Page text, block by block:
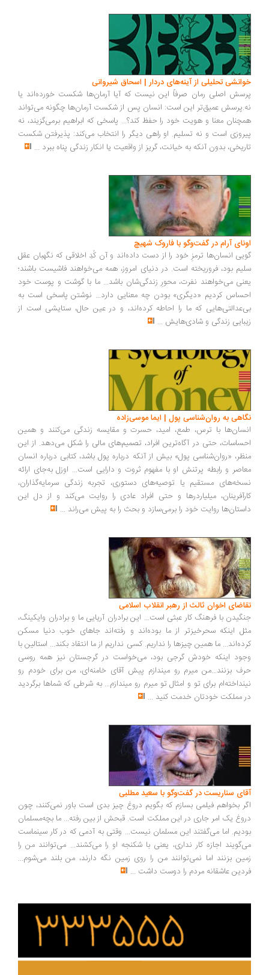
تحلیلی از آینه‌های دردار | اسحاق شیروانی
اصلی رمان صرفاً این نیست که آیا آرمان‌ها شکست خورده‌اند یا
عمیق‌تر این است: انسان پس از شکست آرمان‌ها چگونه می‌تواند
معنا و هویت خود را حفظ کند؟... پاسخی که ابراهیم برمی‌گزیند، نه
است و نه تسلیم. او راهی دیگر را انتخاب می‌کند: پذیرفتن شکست
بدون آنکه به خیانت، گریز از واقعیت یا انکار زندگی پناه ببرد...
آرام در گفت‌وگو با فاروک شهیچ‭
انسان‌ها ترمزِ خود را از دست داده‌اند و آن کُدِ اخلاقی که نگهبان عقل
بود، فروریخته است. در دنیای امروز، همه می‌خواهند فاشیست باشند؛
می‌خواهند نفرت، محورِ زندگی‌شان باشد... ما با گوشت و پوست خود
کردیم «دیگری» بودن چه معنایی دارد... نوشتن پاسخی است به
که ما را احاطه کرده‌اند، و در عین حال، ستایشی است از
زندگی و شادی‌هایش...
به روان‌شناسی پول | ایما موسی‌زاده
با ترس، طمع، امید، حسرت و مقایسه زندگی می‌کنند و همین
حتی در آگاه‌ترین افراد، تصمیم‌های مالی را شکل می‌دهد. از این
«روان‌شناسی پول» بیش از آنکه درباره پول باشد، کتابی درباره انسان
و رابطه پرتنش او با مفهوم ثروت و دارایی است... اوزل به‌جای ارائه
مستقیم یا توصیه‌های دستوری، تجربه زندگی سرمایه‌گذاران،
میلیاردرها و حتی افراد عادی را روایت می‌کند و از دل این
روایت خود را برمی‌سازد و بحث را به پیش می‌راند ...
اخوان ثالث از رهبر انقلاب اسلامی
با فرهنگ کار عبثی است... این برادران آریایی ما و برادران وایکینگ،
اینکه سحرخیزتر از ما بوده‌اند و رفته‌اند جاهای خوب دنیا مسکن
ما همین چیزها را نداریم. کسی نداریم از ما انتقاد بکند... استالین با
اینکه خودش گرجی بود، می‌خواست در گرجستان نیز همه روسی
بزنند...من میرم رو میندازم پیش آقای خامنه‌ای، من برای خودم رو
برای تو و امثال تو میرم رو میندازم... به شرطی که شماها برگردید
مملکت خودتان خدمت کنید...
سناریست در گفت‌وگو با سعید مطلبی
بخواهم فیلمی بسازم که بگویم دروغ چیز بدی است باور نمی‌کنند، چون
یک امر جاری در این مملکت است. قبحش از بین رفته... ما بچه‌مسلمان
اما می‌گفتند این مسلمان نیست... وقتی به آدمی که در کار سینماست
اجازه کار نداری، یعنی با شکنجه او را می‌کشند... می‌توانند من را
بزنند اما نمی‌توانند من را روی زمین نگه دارند، من بلند می‌شوم...
عاشقانه مردم را دوست داشت ...